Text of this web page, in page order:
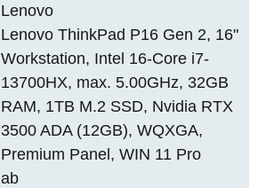
Lenovo
Lenovo ThinkPad P16 Gen 2, 16"
Workstation, Intel 16-Core i7-
13700HX, max. 5.00GHz, 32GB
RAM, 1TB M.2 SSD, Nvidia RTX
3500 ADA (12GB), WQXGA,
Premium Panel, WIN 11 Pro
ab